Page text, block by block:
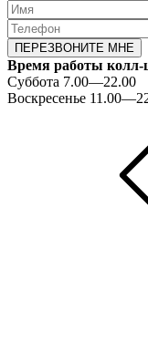
ПЕРЕЗВОНИТЕ МНЕ
Время работы колл-
Суббота 7.00—22.00
Воскресенье